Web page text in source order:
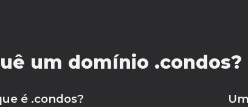
um domínio
é .condos?